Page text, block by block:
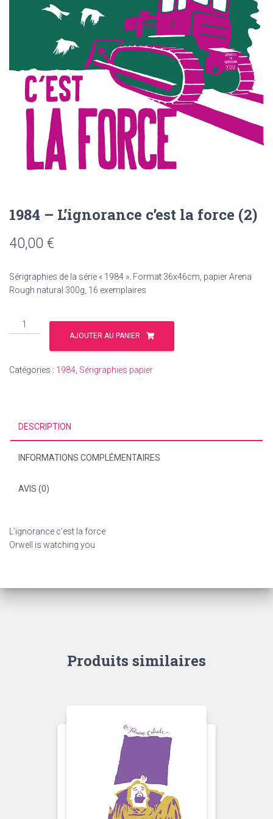
1984 – L’ignorance c’est la force (2)
40,00 €
Sérigraphies de la série « 1984 ». Format 36x46cm, papier Arena
Rough natural 300g, 16 exemplaires
quantité
de
L'ignorance
(2)
AJOUTER AU PANIER
Catégories : 1984 Sérigraphies papier
DESCRIPTION
INFORMATIONS COMPLÉMENTAIRES
AVIS (0)
L’ignorance c’est la force
Orwell is watching you
Produits similaires